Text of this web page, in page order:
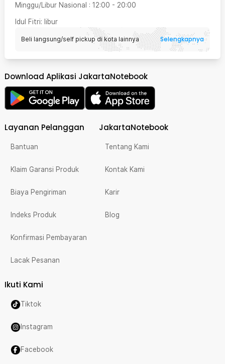
Minggu/Libur Nasional : 12:00 - 20:00
Idul Fitri: libur
Beli langsung/self pickup di kota lainnya Selengkapnya
Download Aplikasi JakartaNotebook
Layanan Pelanggan
Bantuan
Klaim Garansi Produk
Biaya Pengiriman
Indeks Produk
Konfirmasi Pembayaran
Lacak Pesanan
JakartaNotebook
Tentang Kami
Kontak Kami
Karir
Blog
Ikuti Kami
Tiktok
Instagram
Facebook